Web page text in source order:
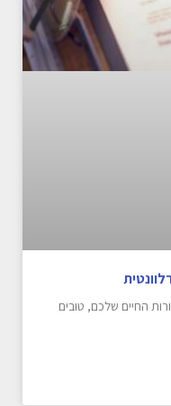
החיים שלכם, טובים